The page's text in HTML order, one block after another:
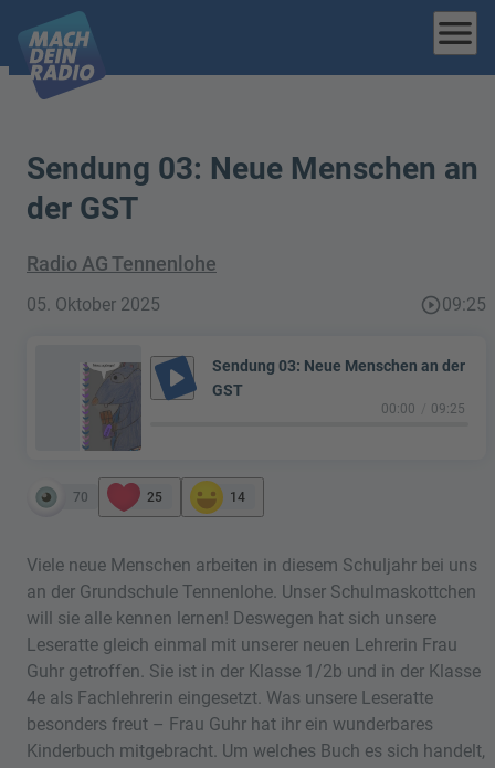
menu
Sendung 03: Neue Menschen an
der GST
Radio AG Tennenlohe
05. Oktober 2025 play_circle_outline09:25
play_arrow
Sendung 03: Neue Menschen an der
GST
00:00 09:25
70 25 14
Viele neue Menschen arbeiten in diesem Schuljahr bei uns
an der Grundschule Tennenlohe. Unser Schulmaskottchen
will sie alle kennen lernen! Deswegen hat sich unsere
Leseratte gleich einmal mit unserer neuen Lehrerin Frau
Guhr getroffen. Sie ist in der Klasse 1/2b und in der Klasse
4e als Fachlehrerin eingesetzt. Was unsere Leseratte
besonders freut – Frau Guhr hat ihr ein wunderbares
Kinderbuch mitgebracht. Um welches Buch es sich handelt,